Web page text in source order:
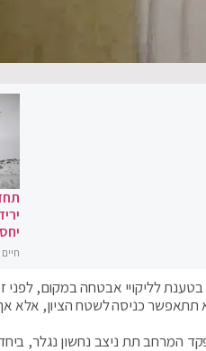
לליקויי אבטחה במקום, לפני
תתאפשר כניסה לשטח הציון, אלא
המרחב תת ניצב נחשון נגלר,